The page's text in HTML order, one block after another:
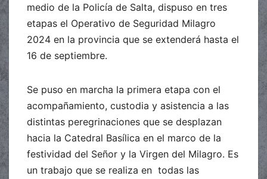
medio de la Policía de Salta, dispuso en tres
etapas el Operativo de Seguridad Milagro
2024 en la provincia que se extenderá hasta el
16 de septiembre.
Se puso en marcha la primera etapa con el
acompañamiento, custodia y asistencia a las
distintas peregrinaciones que se desplazan
hacia la Catedral Basílica en el marco de la
festividad del Señor y la Virgen del Milagro. Es
un trabajo que se realiza en todas las